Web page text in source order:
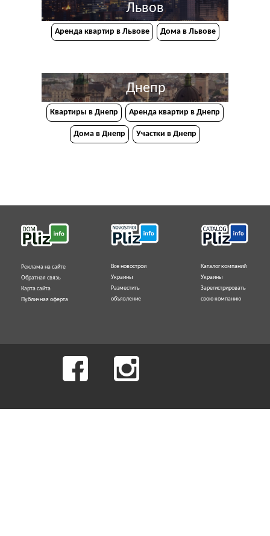
Львов
Аренда квартир в Львове Дома в Львове
Днепр
Квартиры в Днепр Аренда квартир в Днепр
Дома в Днепр Участки в Днепр
Реклама на сайте
Обратная связь
Карта сайта
Публичная оферта
Все новострои
Украины
Разместить
объявление
Каталог компаний
Украины
Зарегистрировать
свою компанию